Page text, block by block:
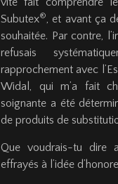
Subutex®, et avant ça
souhaitée. Par contre,
refusais
rapprochement avec
Widal, qui m’a fait
soignante a été
de produits de
Que voudrais-tu dire
effrayés à l’idée